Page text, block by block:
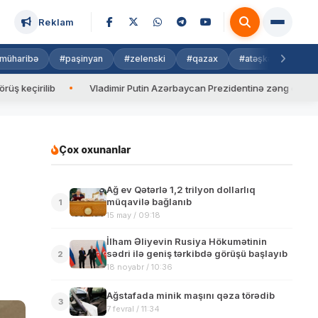
Reklam
#paşinyan #zelenski #qazax #atəşkəs
Vladimir Putin Azərbaycan Prezidentinə zəng edib
Çox oxunanlar
1
Ağ ev Qətərlə 1,2 trilyon dollarlıq
müqavilə bağlanıb
15 may / 09:18
2
İlham Əliyevin Rusiya Hökumətinin
sədri ilə geniş tərkibdə görüşü başlayıb
18 noyabr / 10:36
3
Ağstafada minik maşını qəza törədib
7 fevral / 11:34